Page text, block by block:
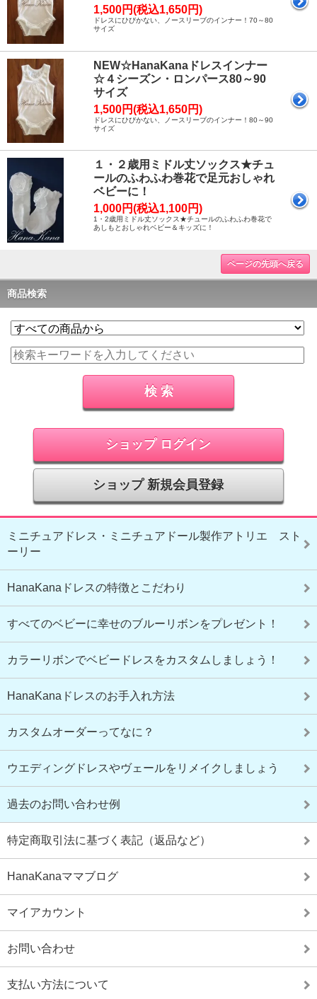
1,500円(税込1,650円)
ドレスにひびかない、ノースリーブのインナー！70～80
サイズ
NEW☆HanaKanaドレスインナー
☆４シーズン・ロンパース80～90
サイズ
1,500円(税込1,650円)
ドレスにひびかない、ノースリーブのインナー！80～90
サイズ
１・２歳用ミドル丈ソックス★チュ
ールのふわふわ巻花で足元おしゃれ
ベビーに！
1,000円(税込1,100円)
1・2歳用ミドル丈ソックス★チュールのふわふわ巻花で
あしもとおしゃれベビー＆キッズに！
ページの先頭へ戻る
商品検索
ショップ ログイン
ショップ 新規会員登録
ミニチュアドレス・ミニチュアドール製作アトリエ スト
ーリー
HanaKanaドレスの特徴とこだわり
すべてのベビーに幸せのブルーリボンをプレゼント！
カラーリボンでベビードレスをカスタムしましょう！
HanaKanaドレスのお手入れ方法
カスタムオーダーってなに？
ウエディングドレスやヴェールをリメイクしましょう
過去のお問い合わせ例
特定商取引法に基づく表記（返品など）
HanaKanaママブログ
マイアカウント
お問い合わせ
支払い方法について